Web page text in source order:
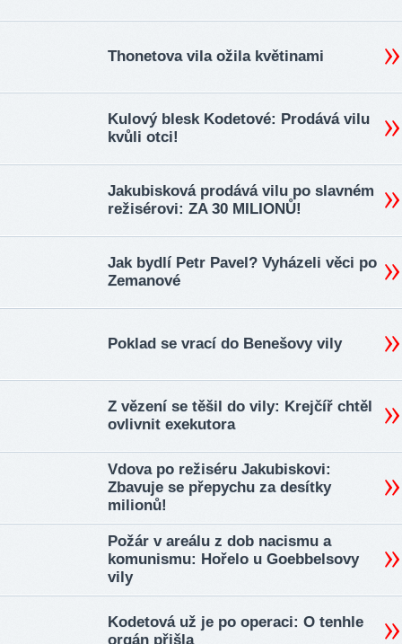
Thonetova vila ožila květinami
Kulový blesk Kodetové: Prodává vilu
kvůli otci!
Jakubisková prodává vilu po slavném
režisérovi: ZA 30 MILIONŮ!
Jak bydlí Petr Pavel? Vyházeli věci po
Zemanové
Poklad se vrací do Benešovy vily
Z vězení se těšil do vily: Krejčíř chtěl
ovlivnit exekutora
Vdova po režiséru Jakubiskovi:
Zbavuje se přepychu za desítky
milionů!
Požár v areálu z dob nacismu a
komunismu: Hořelo u Goebbelsovy
vily
Kodetová už je po operaci: O tenhle
orgán přišla